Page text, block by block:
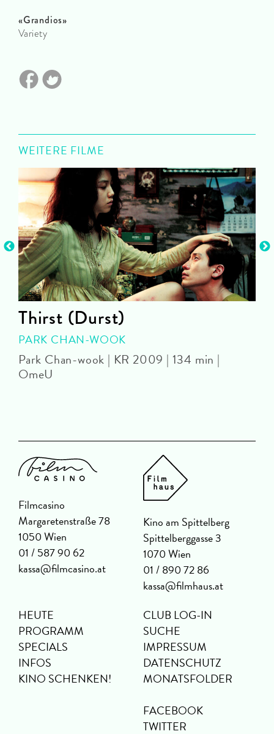
«Grandios»
Variety
WEITERE FILME
Thirst (Durst)
PARK CHAN-WOOK
Park Chan-wook | KR 2009 | 134 min |
OmeU
Filmcasino
Margaretenstraße 78
1050 Wien
01 / 587 90 62
kassa@filmcasino.at
Kino am Spittelberg
Spittelberggasse 3
1070 Wien
01 / 890 72 86
kassa@filmhaus.at
HEUTE
PROGRAMM
SPECIALS
INFOS
KINO SCHENKEN!
CLUB LOG-IN
SUCHE
IMPRESSUM
DATENSCHUTZ
MONATSFOLDER
FACEBOOK
TWITTER